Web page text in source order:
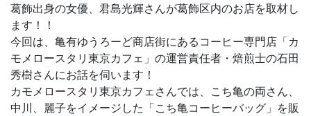
葛飾出身の女優、君島光輝さんが葛飾区内のお店を取材し
ます！！
今回は、亀有ゆうろーど商店街にあるコーヒー専門店 「カ
モメロースタリ東京カフェ 」の運営責任者・焙煎士の石田
秀樹さんにお話を伺います！
カモメロースタリ東京カフェさんでは、こち亀の両さん、
中川、麗子をイメージした「こち亀コーヒーバッグ」を販